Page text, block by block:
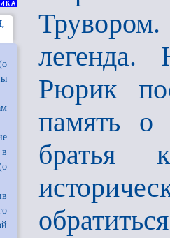
легенда.
Рюрик
память о
братья